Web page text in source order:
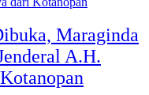
Maraginda
A.H.